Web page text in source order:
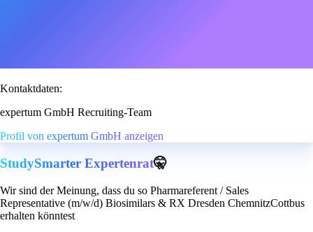
Kontaktdaten:
expertum GmbH Recruiting-Team
Profil von expertum GmbH anzeigen
StudySmarter Expertenrat🤫
Wir sind der Meinung, dass du so Pharmareferent / Sales
Representative (m/w/d) Biosimilars & RX Dresden ChemnitzCottbus
erhalten könntest